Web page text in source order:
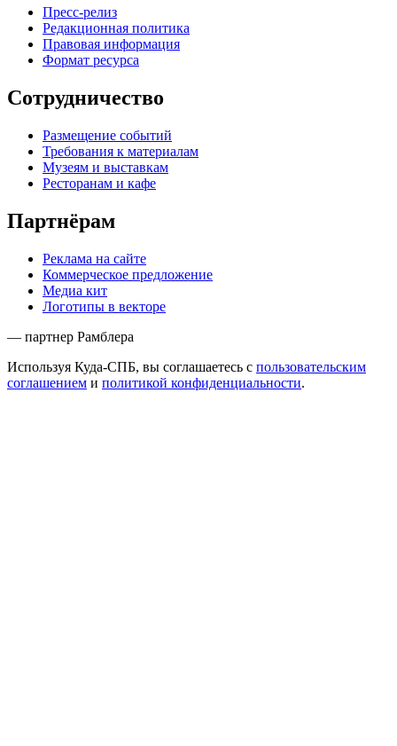
Пресс-релиз
Редакционная политика
Правовая информация
Формат ресурса
Сотрудничество
Размещение событий
Требования к материалам
Музеям и выставкам
Ресторанам и кафе
Партнёрам
Реклама на сайте
Коммерческое предложение
Медиа кит
Логотипы в векторе
— партнер Рамблера
Используя Куда-СПБ, вы соглашаетесь с пользовательским
соглашением и политикой конфиденциальности.